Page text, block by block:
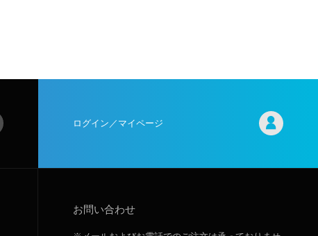
ログイン／マイページ
お問い合わせ